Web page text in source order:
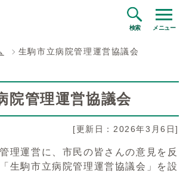
検索 メニュー
生駒市立病院管理運営協議会
院管理運営協議会
[更新日：2026年3月6日]
理運営に、市民の皆さんの意見を反
生駒市立病院管理運営協議会」を設